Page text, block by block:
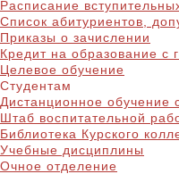
Расписание
Список абитуриентов,
Приказы о зачислении
Кредит на образование с
Целевое обучение
Студентам
Дистанционное обучение
Штаб воспитательной
Библиотека Курского
Учебные дисциплины
Очное отделение